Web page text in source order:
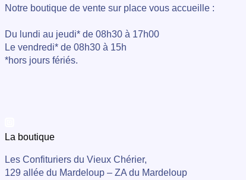
Notre boutique de vente sur place vous accueille :
Du lundi au jeudi* de 08h30 à 17h00
Le vendredi* de 08h30 à 15h
*hors jours fériés.
La boutique
Les Confituriers du Vieux Chérier,
129 allée du Mardeloup – ZA du Mardeloup